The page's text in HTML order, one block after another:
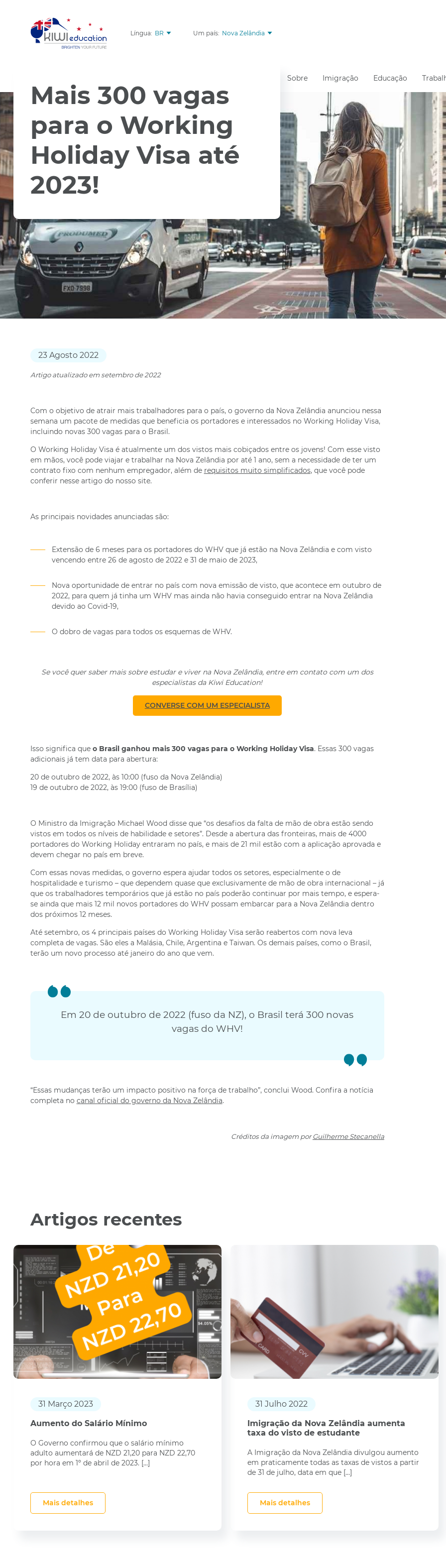
Língua: BR Um país: Nova Zelândia
Mais 300 vagas
para o Working
Holiday Visa até
2023!
Sobre Imigração Educação
23 Agosto 2022
Artigo atualizado em setembro de 2022
Com o objetivo de atrair mais trabalhadores para o país, o governo da Nova Zelândia anunciou nessa
semana um pacote de medidas que beneficia os portadores e interessados no Working Holiday Visa,
incluindo novas 300 vagas para o Brasil.
O Working Holiday Visa é atualmente um dos vistos mais cobiçados entre os jovens! Com esse visto
em mãos, você pode viajar e trabalhar na Nova Zelândia por até 1 ano, sem a necessidade de ter um
contrato fixo com nenhum empregador, além de requisitos muito simplificados, que você pode
conferir nesse artigo do nosso site.
As principais novidades anunciadas são:
Extensão de 6 meses para os portadores do WHV que já estão na Nova Zelândia e com visto
vencendo entre 26 de agosto de 2022 e 31 de maio de 2023,
Nova oportunidade de entrar no país com nova emissão de visto, que acontece em outubro de
2022, para quem já tinha um WHV mas ainda não havia conseguido entrar na Nova Zelândia
devido ao Covid-19,
O dobro de vagas para todos os esquemas de WHV.
Se você quer saber mais sobre estudar e viver na Nova Zelândia, entre em contato com um dos
especialistas da Kiwi Education!
CONVERSE COM UM ESPECIALISTA
Isso significa que o Brasil ganhou mais 300 vagas para o Working Holiday Visa. Essas 300 vagas
adicionais já tem data para abertura:
20 de outubro de 2022, às 10:00 (fuso da Nova Zelândia)
19 de outubro de 2022, às 19:00 (fuso de Brasília)
O Ministro da Imigração Michael Wood disse que “os desafios da falta de mão de obra estão sendo
vistos em todos os níveis de habilidade e setores”. Desde a abertura das fronteiras, mais de 4000
portadores do Working Holiday entraram no país, e mais de 21 mil estão com a aplicação aprovada e
devem chegar no país em breve.
Com essas novas medidas, o governo espera ajudar todos os setores, especialmente o de
hospitalidade e turismo – que dependem quase que exclusivamente de mão de obra internacional – já
que os trabalhadores temporários que já estão no país poderão continuar por mais tempo, e espera-
se ainda que mais 12 mil novos portadores do WHV possam embarcar para a Nova Zelândia dentro
dos próximos 12 meses.
Até setembro, os 4 principais países do Working Holiday Visa serão reabertos com nova leva
completa de vagas. São eles a Malásia, Chile, Argentina e Taiwan. Os demais países, como o Brasil,
terão um novo processo até janeiro do ano que vem.
Em 20 de outubro de 2022 (fuso da NZ), o Brasil terá 300 novas
vagas do WHV!
“Essas mudanças terão um impacto positivo na força de trabalho”, conclui Wood. Confira a notícia
completa no canal oficial do governo da Nova Zelândia.
Créditos da imagem porGuilherme Stecanella
Artigos recentes
31 Março 2023
Aumento do Salário Mínimo
O Governo confirmou que o salário mínimo
adulto aumentará de NZD 21,20 para NZD 22,70
por hora em 1º de abril de 2023. […]
Mais detalhes
31 Julho 2022
Imigração da Nova Zelândia aumenta
taxa do visto de estudante
A Imigração da Nova Zelândia divulgou aumento
em praticamente todas as taxas de vistos a partir
de 31 de julho, data em que […]
Mais detalhes